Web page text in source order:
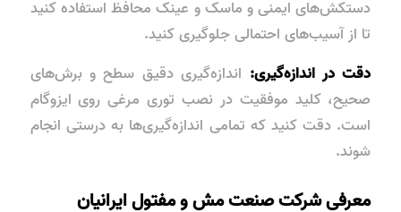
دستکش‌های ایمنی و ماسک و عینک محافظ استفاده کنید
تا از آسیب‌های احتمالی جلوگیری کنید.
دقت در اندازه‌گیری: اندازه‌گیری دقیق سطح و برش‌های
صحیح، کلید موفقیت در نصب توری مرغی روی ایزوگام
است. دقت کنید که تمامی اندازه‌گیری‌ها به درستی انجام
شوند.
معرفی شرکت صنعت مش و مفتول ایرانیان